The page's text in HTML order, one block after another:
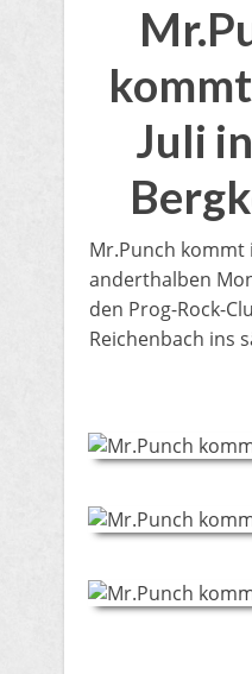
Juli
Mr.Punch kommt
anderthalben
den Prog-Rock-
Reichenbach ins